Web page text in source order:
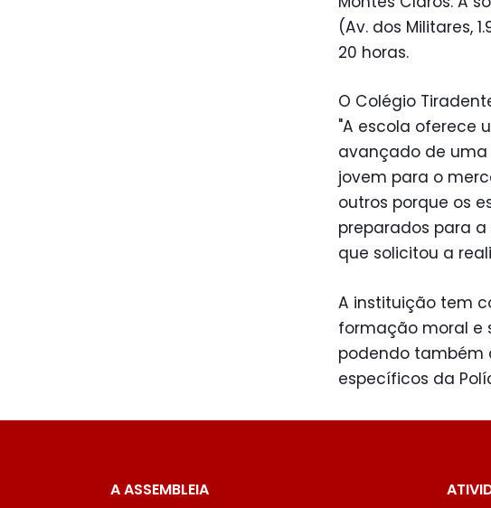
(Av. dos Militares,
20 horas.
O Colégio
"A escola oferece
avançado de uma
jovem para o
outros porque os
preparados para a
que solicitou a
A instituição tem
formação moral e
podendo também
específicos da
A ASSEMBLEIA